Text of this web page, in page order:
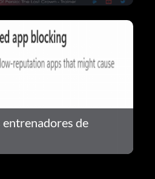
entrenadores de